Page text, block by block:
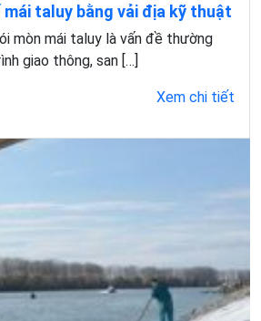
mái taluy bằng vải địa kỹ thuật
mòn mái taluy là vấn đề thường
giao thông, san […]
Xem chi tiết